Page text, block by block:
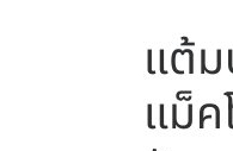
แต้ม
แม็ค